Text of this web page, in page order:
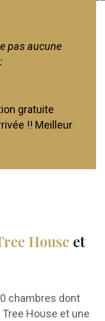
pas aucune
gratuite
!! Meilleur
ree House et
chambres dont
House et une